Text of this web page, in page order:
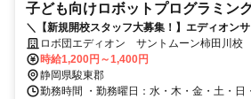
子ども向けロボットプログラミン
＼【新規開校スタッフ大募集！】エディオン
ログラミング教室スタッフ（未経験でもＯＫ）
ロボ団エディオン サントムーン柿田川校
時給1,200円～1,400円
静岡県駿東郡
勤務時間 ・勤務曜日：水・木・金・土・日